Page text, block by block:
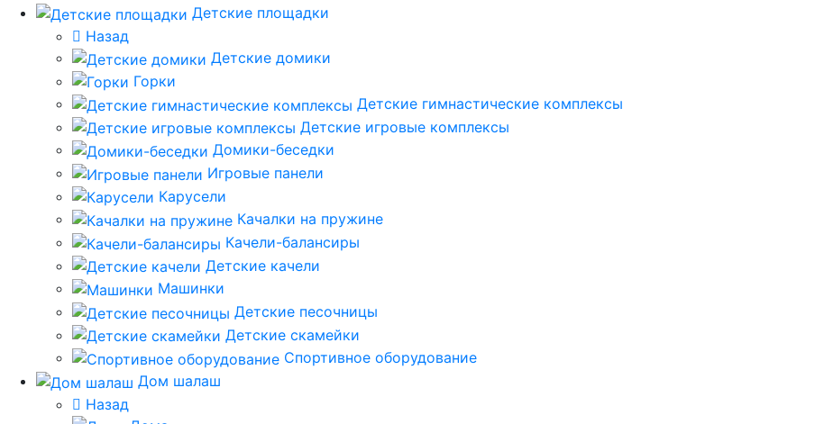
Детские площадки
Назад
Детские домики
Горки
Детские гимнастические комплексы
Детские игровые комплексы
Домики-беседки
Игровые панели
Карусели
Качалки на пружине
Качели-балансиры
Детские качели
Машинки
Детские песочницы
Детские скамейки
Спортивное оборудование
Дом шалаш
Назад